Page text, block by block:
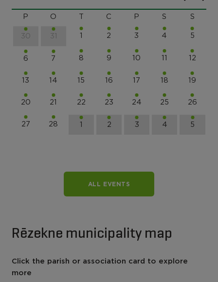
P O C P S S
30 31 1 2 3 4 5
6 7 8 9 10 11 12
13 14 15 16 17 18 19
20 21 22 23 24 25 26
27 28 1 2 3 4 5
ALL EVENTS
Rēzekne municipality map
Click the parish or association card to explore
more